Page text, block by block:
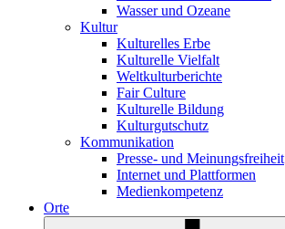
Wasser und Ozeane
Kultur
Kulturelles Erbe
Kulturelle Vielfalt
Weltkulturberichte
Fair Culture
Kulturelle Bildung
Kulturgutschutz
Kommunikation
Presse- und Meinungsfreiheit
Internet und Plattformen
Medienkompetenz
Orte